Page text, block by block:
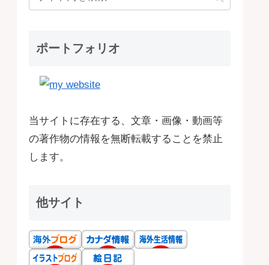
ポートフォリオ
当サイトに存在する、文章・画像・動画等
の著作物の情報を無断転載することを禁止
します。
他サイト